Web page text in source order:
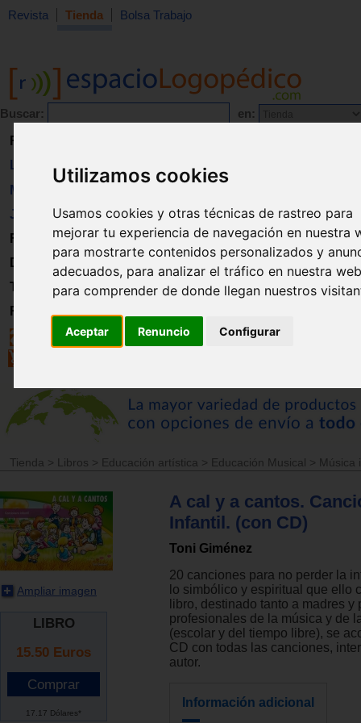
Utilizamos cookies
Usamos cookies y otras técnicas de rastreo para
mejorar tu experiencia de navegación en nuestra
para mostrarte contenidos personalizados y
adecuados, para analizar el tráfico en nuestra
para comprender de donde llegan nuestros
Aceptar Renuncio Configurar
Revista Tienda Bolsa Trabajo
Buscar: en:
Revista
Libros
Material
Juguetes
Formación
Directorio
Trabajo
Registro
Tienda > Libros > Educación artística > Educación Musical > Música
Ampliar imagen
LIBRO
15.50 Euros
17.17 Dólares*
A cal y a cantos.
Infantil. (con CD)
Toni Giménez
20 canciones para no perder la
lo simbólico y espiritual que ello
libro, destinado tanto a madres y
profesionales de la música y de
(escolar y del tiempo libre), se
CD con todas las canciones,
autor.
Información adicional